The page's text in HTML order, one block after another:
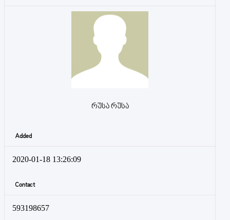
რუსა რუსა
Added
2020-01-18 13:26:09
Contact
593198657